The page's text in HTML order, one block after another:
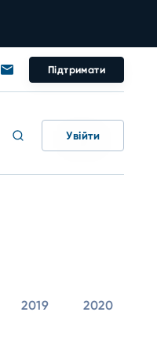
Підтримати
Увійти
2019 2020